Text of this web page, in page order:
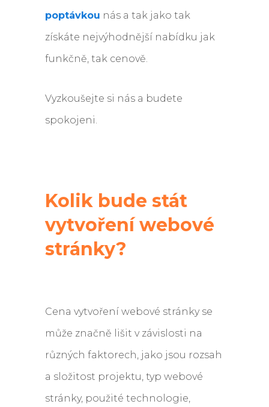
poptávkou nás a tak jako tak
získáte nejvýhodnější nabídku jak
funkčně, tak cenově.
Vyzkoušejte si nás a budete
spokojeni.
Kolik bude stát
vytvoření webové
stránky?
Cena vytvoření webové stránky se
může značně lišit v závislosti na
různých faktorech, jako jsou rozsah
a složitost projektu, typ webové
stránky, použité technologie,